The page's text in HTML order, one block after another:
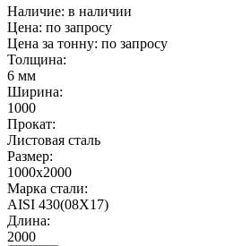
Наличие: в наличии
Цена: по запросу
Цена за тонну: по запросу
Толщина:
6 мм
Ширина:
1000
Прокат:
Листовая сталь
Размер:
1000х2000
Марка стали:
AISI 430(08Х17)
Длина:
2000